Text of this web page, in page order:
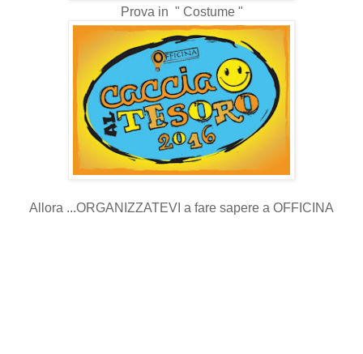
Prova in " Costume "
Allora ...ORGANIZZATEVI a fare sapere a OFFICINA